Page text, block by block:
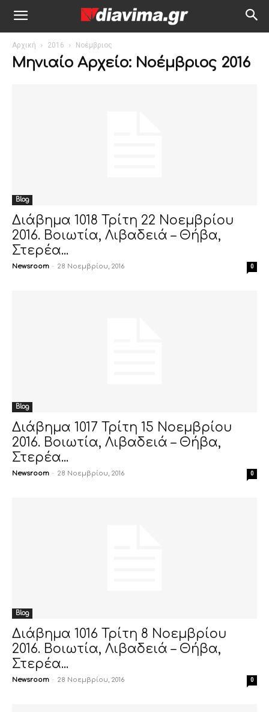
Αρχική 2016 Νοέμβριος
Μηνιαίο Αρχείο: Νοέμβριος 2016
Blog
Διάβημα 1018 Τρίτη 22 Νοεμβρίου
2016. Βοιωτία, Λιβαδειά – Θήβα,
Στερέα...
Newsroom - 28 Νοεμβρίου, 2016 0
Blog
Διάβημα 1017 Τρίτη 15 Νοεμβρίου
2016. Βοιωτία, Λιβαδειά – Θήβα,
Στερέα...
Newsroom - 28 Νοεμβρίου, 2016 0
Blog
Διάβημα 1016 Τρίτη 8 Νοεμβρίου
2016. Βοιωτία, Λιβαδειά – Θήβα,
Στερέα...
Newsroom - 28 Νοεμβρίου, 2016 0